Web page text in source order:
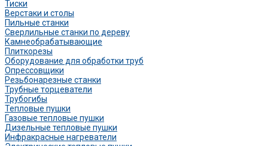
Тиски
Верстаки и столы
Пильные станки
Сверлильные станки по дереву
Камнеобрабатывающие
Плиткорезы
Оборудование для обработки труб
Опрессовщики
Резьбонарезные станки
Трубные торцеватели
Трубогибы
Тепловые пушки
Газовые тепловые пушки
Дизельные тепловые пушки
Инфракрасные нагреватели